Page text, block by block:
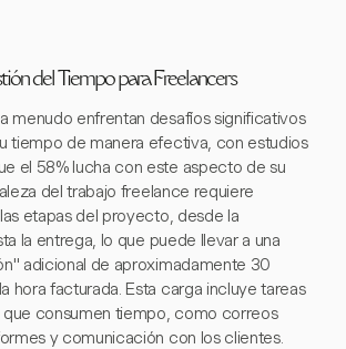
del Tiempo para Freelancers
menudo enfrentan desafíos significativos
tiempo de manera efectiva, con estudios
el 58% lucha con este aspecto de su
del trabajo freelance requiere
etapas del proyecto, desde la
la entrega, lo que puede llevar a una
adicional de aproximadamente 30
hora facturada. Esta carga incluye tareas
que consumen tiempo, como correos
y comunicación con los clientes.